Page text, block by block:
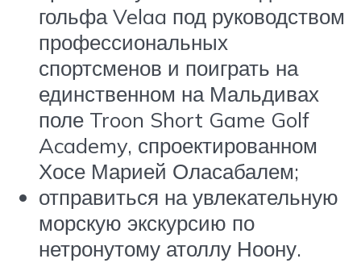
гольфа Velaa под руководством
профессиональных
спортсменов и поиграть на
единственном на Мальдивах
поле Troon Short Game Golf
Academy, спроектированном
Хосе Марией Оласабалем;
отправиться на увлекательную
морскую экскурсию по
нетронутому атоллу Ноону.